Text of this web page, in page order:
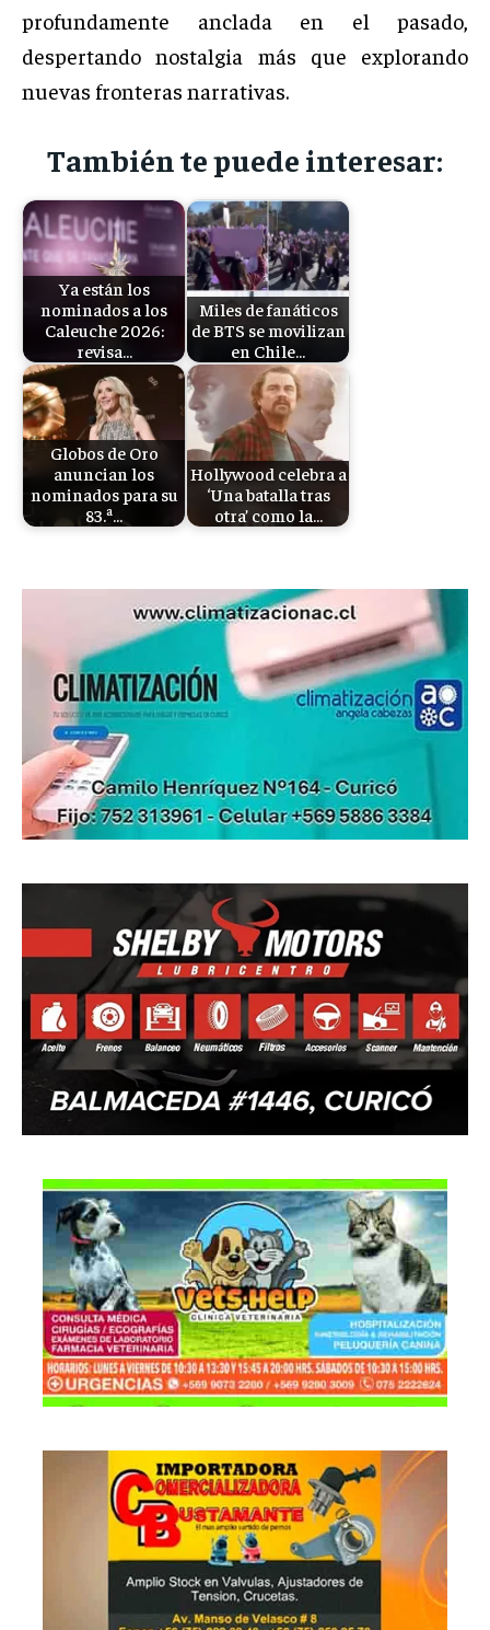
profundamente anclada en el pasado,
despertando nostalgia más que explorando
nuevas fronteras narrativas.
También te puede interesar:
Ya están los
nominados a los
Caleuche 2026:
revisa…
Miles de fanáticos
de BTS se movilizan
en Chile…
Globos de Oro
anuncian los
nominados para su
83.ª…
Hollywood celebra a
‘Una batalla tras
otra’ como la…